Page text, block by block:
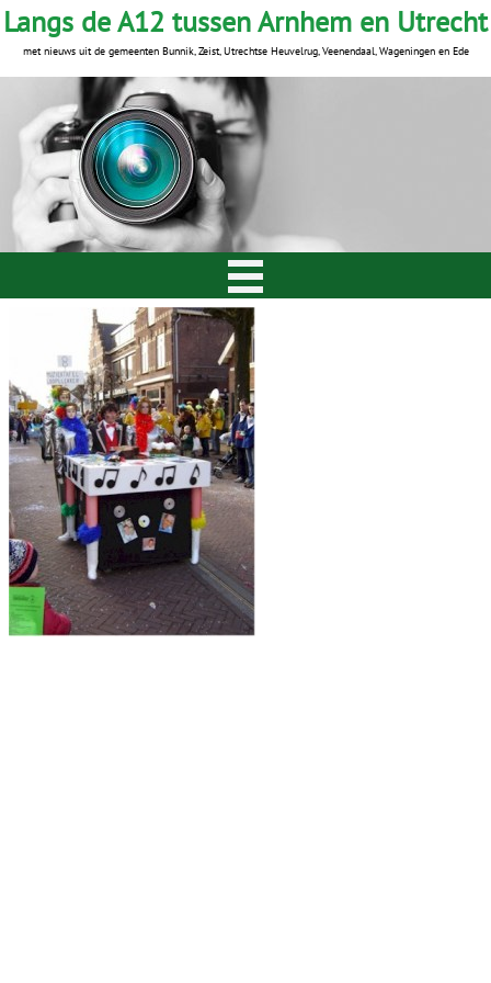
Langs de A12 tussen Arnhem en Utrecht
met nieuws uit de gemeenten Bunnik, Zeist, Utrechtse Heuvelrug, Veenendaal, Wageningen en Ede